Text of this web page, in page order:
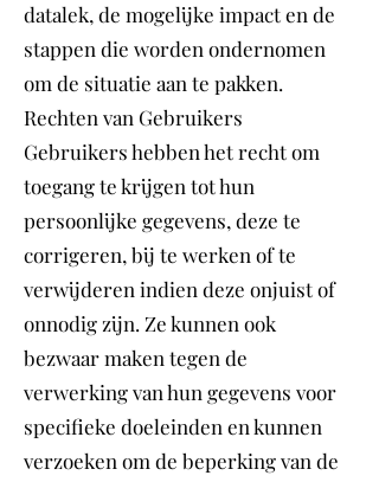
datalek, de mogelijke impact en de
stappen die worden ondernomen
om de situatie aan te pakken.
Rechten van Gebruikers
Gebruikers hebben het recht om
toegang te krijgen tot hun
persoonlijke gegevens, deze te
corrigeren, bij te werken of te
verwijderen indien deze onjuist of
onnodig zijn. Ze kunnen ook
bezwaar maken tegen de
verwerking van hun gegevens voor
specifieke doeleinden en kunnen
verzoeken om de beperking van de